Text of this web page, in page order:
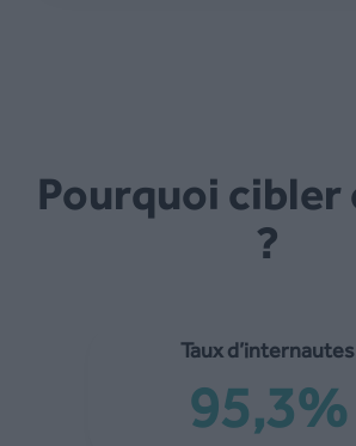
Pourquoi cibler ce pays
?
Taux d’internautes
95,3%